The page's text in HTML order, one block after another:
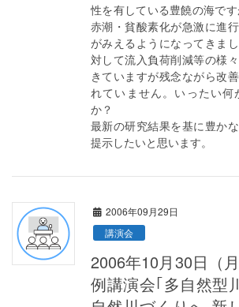
性を有している豊饒の海で
赤潮・貧酸素化が急激に進
がみえるようになってきま
対して流入負荷削減等の様
きていますが残念ながら改
れていません。いったい何
か？
最新の研究結果を基に豊か
提示したいと思います。
2006年09月29日
講演会
2006年10月30日（月）｜第72回 定
例講演会｢多自然型